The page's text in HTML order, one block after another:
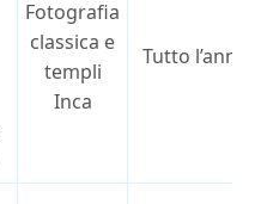
Fotografia
classica e
templi
Inca
Tutto l’anno